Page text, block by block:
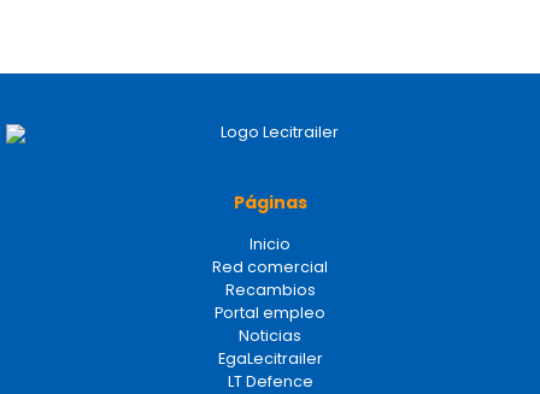
Páginas
Inicio
Red comercial
Recambios
Portal empleo
Noticias
EgaLecitrailer
LT Defence